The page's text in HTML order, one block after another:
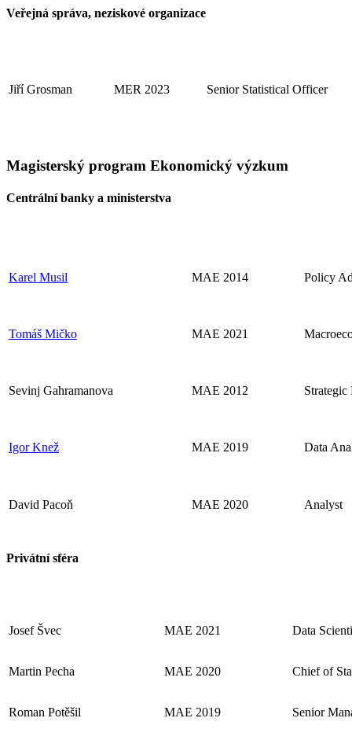
Veřejná správa, neziskové organizace
Jiří Grosman MER 2023 Senior Statistical Officer
Magisterský program Ekonomický výzkum
Centrální banky a ministerstva
Karel Musil MAE 2014 Policy
Tomáš Mičko MAE 2021
Sevinj Gahramanova MAE 2012 Strategic
Igor Knež MAE 2019 Data
David Pacoň MAE 2020 Analyst
Privátní sféra
Josef Švec MAE 2021 Data
Martin Pecha MAE 2020 Chief of
Roman Potěšil MAE 2019 Senior